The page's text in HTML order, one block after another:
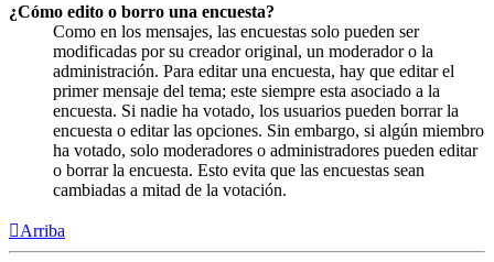
¿Cómo edito o borro una encuesta?
Como en los mensajes, las encuestas solo pueden ser
modificadas por su creador original, un moderador o la
administración. Para editar una encuesta, hay que editar el
primer mensaje del tema; este siempre esta asociado a la
encuesta. Si nadie ha votado, los usuarios pueden borrar la
encuesta o editar las opciones. Sin embargo, si algún miembro
ha votado, solo moderadores o administradores pueden editar
o borrar la encuesta. Esto evita que las encuestas sean
cambiadas a mitad de la votación.
Arriba